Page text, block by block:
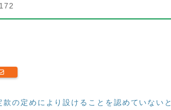
の定めにより設けることを認めていないと